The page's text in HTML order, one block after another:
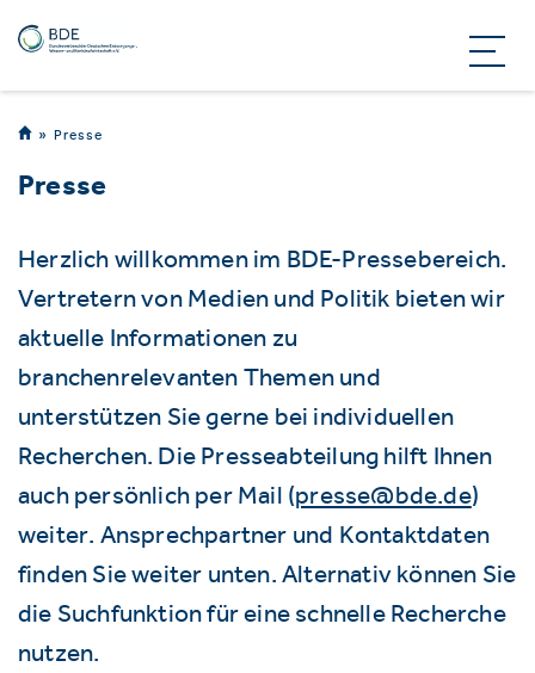
Presse
Presse
Herzlich willkommen im BDE-Pressebereich.
Vertretern von Medien und Politik bieten wir
aktuelle Informationen zu
branchenrelevanten Themen und
unterstützen Sie gerne bei individuellen
Recherchen. Die Presseabteilung hilft Ihnen
auch persönlich per Mail (presse@bde.de)
weiter. Ansprechpartner und Kontaktdaten
finden Sie weiter unten. Alternativ können Sie
die Suchfunktion für eine schnelle Recherche
nutzen.